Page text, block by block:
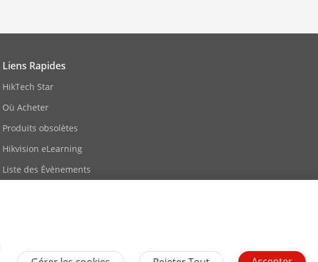
Liens Rapides
HikTech Star
Où Acheter
Produits obsolètes
Hikvision eLearning
Liste des Évènements